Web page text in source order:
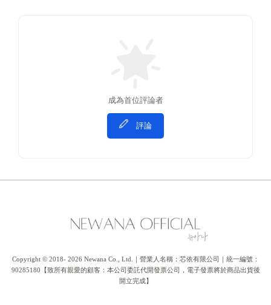
成為首位評論者
評論
Copyright © 2018- 2026 Newana Co., Ltd.｜營業人名稱：芯依有限公司｜統一編號：
90285180【致所有親愛的顧客：本公司委託代開發票公司，電子發票將於商品出貨後
開立完成】